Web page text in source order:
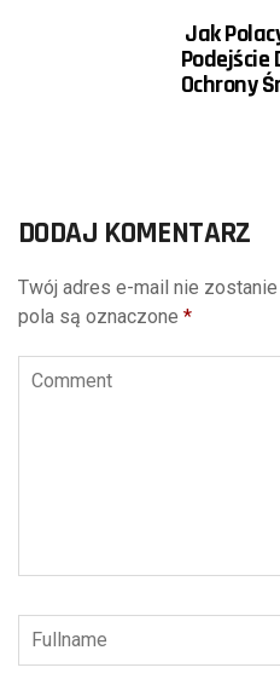
Jak
Podejście
Ochrony
DODAJ KOMENTARZ
Twój adres e-mail nie zostanie
pola są oznaczone *